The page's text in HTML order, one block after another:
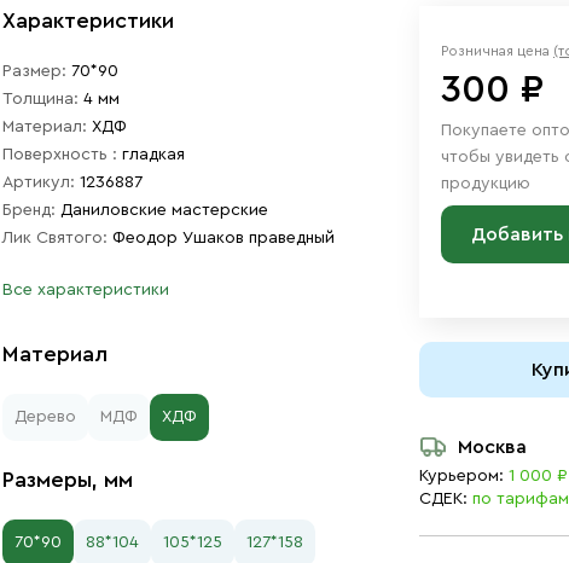
Характеристики
Размер: 70*90
Толщина: 4 мм
Материал: ХДФ
Поверхность : гладкая
Артикул: 1236887
Бренд: Даниловские мастерские
Лик Святого: Феодор Ушаков праведный
Все характеристики
Материал
Дерево МДФ ХДФ
Размеры, мм
70*90 88*104 105*125 127*158
Розничная цена
300 ₽
Покупаете
чтобы увидеть
продукцию
Добавить
Москва
Курьером: 1 000 ₽
СДЕК: по